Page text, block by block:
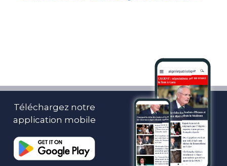
Téléchargez notre
application mobile